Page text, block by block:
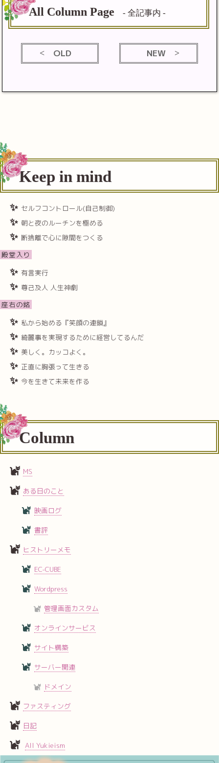
All Column Page - 全記事内 -
OLD NEW
Keep in mind
セルフコントロール(自己制御)
朝と夜のルーチンを極める
断捨離で心に隙間をつくる
殿堂入り
有言実行
尊己及人 人生神劇
座右の銘
私から始める『笑顔の連鎖』
綺麗事を実現するために経営してるんだ
美しく。カッコよく。
正直に胸張って生きる
今を生きて未来を作る
Column
MS
ある日のこと
映画ログ
書評
ヒストリーメモ
EC-CUBE
Wordpress
管理画面カスタム
オンラインサービス
サイト構築
サーバー関連
ドメイン
ファスティング
日記
All Yukieism